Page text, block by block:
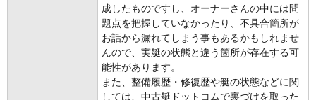
成したものですし、オーナーさんの中には問
題点を把握していなかったり、不具合箇所が
お話から漏れてしまう事もあるかもしれませ
んので、実艇の状態と違う箇所が存在する可
能性があります。
また、整備履歴・修復歴や艇の状態などに関
しては、中古艇ドットコムで裏づけを取った